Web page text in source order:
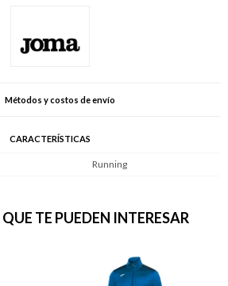
Métodos y costos de envío
CARACTERÍSTICAS
Running
TE PUEDEN INTERESAR